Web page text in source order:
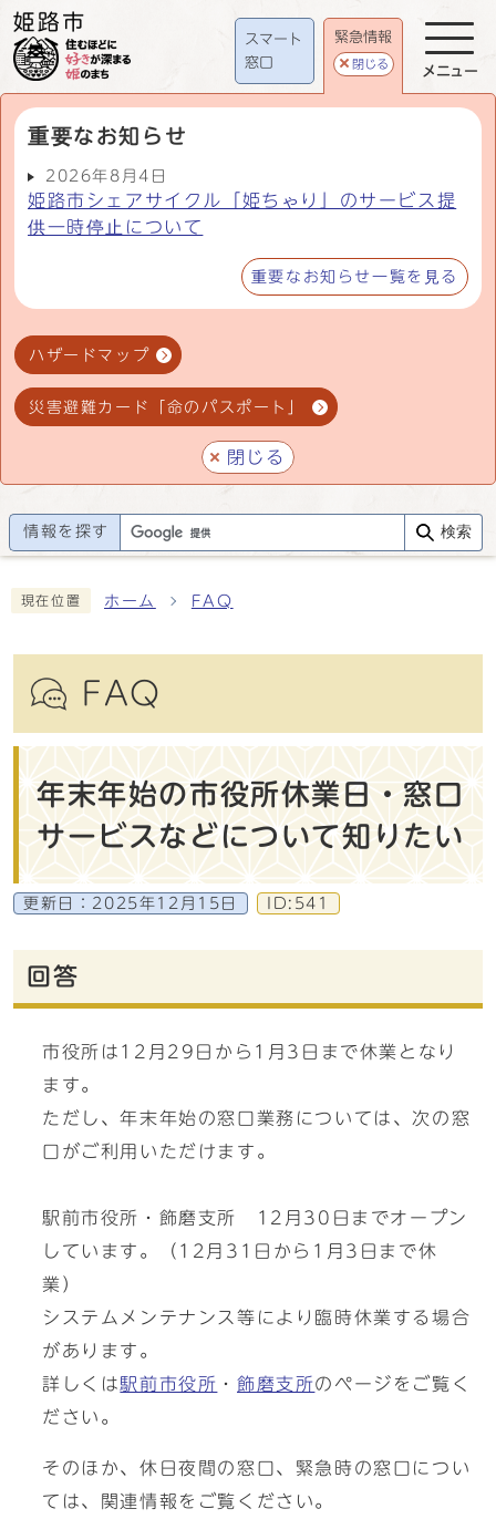
スマート
窓口
緊急情報
閉じる
重要なお知らせ
2026年8月4日
姫路市シェアサイクル「姫ちゃり」のサービス提
供一時停止について
重要なお知らせ一覧を見る
ハザードマップ
災害避難カード「命のパスポート」
閉じる
メニュー
情報を探す 検索
現在位置 ホーム FAQ
FAQ
年末年始の市役所休業日・窓口
サービスなどについて知りたい
更新日： 2025年12月15日 ID:541
回答
市役所は12月29日から1月3日まで休業となり
ます。
ただし、年末年始の窓口業務については、次の窓
口がご利用いただけます。
駅前市役所・飾磨支所 12月30日までオープン
しています。（12月31日から1月3日まで休
業）
システムメンテナンス等により臨時休業する場合
があります。
詳しくは駅前市役所 ・飾磨支所のページをご覧く
ださい。
そのほか、休日夜間の窓口、緊急時の窓口につい
ては、関連情報をご覧ください。